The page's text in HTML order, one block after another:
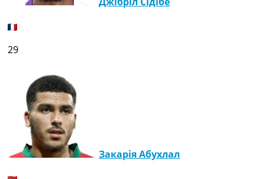
Рейтинг ФІФА
Categories
Головна
Новини футболу
Відео
Новини футболу України
Футбольні трансфери
29
Закарія Абухлал